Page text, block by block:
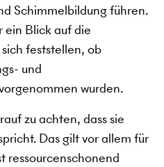
Schimmelbildung führen.
Blick auf die
feststellen, ob
und
wurden.
zu achten, dass sie
Das gilt vor allem für
ressourcenschonend